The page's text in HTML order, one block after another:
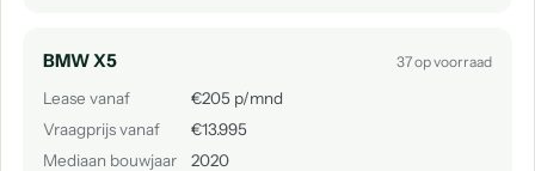
BMW X5 37 op voorraad
Lease vanaf
€205 p/mnd
Vraagprijs vanaf
€13.995
Mediaan bouwjaar
2020